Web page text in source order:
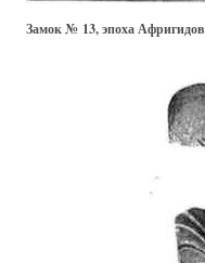
Замок № 13, эпоха Афригидов